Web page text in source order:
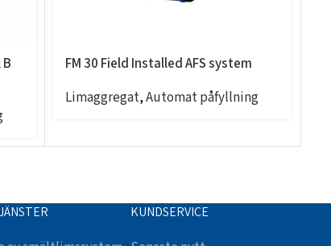
FM 30 Field Installed AFS system
Limaggregat,Automat påfyllning
KUNDSERVICE